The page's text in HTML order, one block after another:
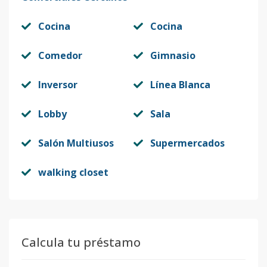
Cocina Cocina
Comedor Gimnasio
Inversor Línea Blanca
Lobby Sala
Salón Multiusos Supermercados
walking closet
Calcula tu préstamo